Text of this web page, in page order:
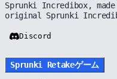
Sprunki Incredibox,
original Sprunki
Discord
Sprunki Retakeゲーム